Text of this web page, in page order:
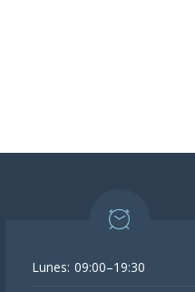
Lunes: 09:00–19:30